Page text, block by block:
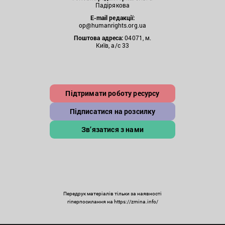
Падірякова
E-mail редакції:
op@humanrights.org.ua
Поштова адреса:04071, м.
Київ, а/с 33
Підтримати роботу ресурсу
Підписатися на розсилку
Зв’язатися з нами
Передрук матеріалів тільки за наявності
гіперпосилання на https://zmina.info/